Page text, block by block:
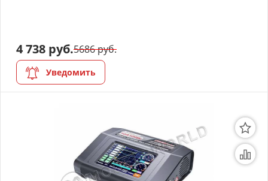
4 738 руб.5686 руб.
Уведомить